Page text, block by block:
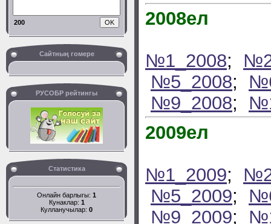
200
Сайтның гомере
РУСОБР рейтингы
Статистика
Онлайн барлыгы: 1
Кунаклар: 1
Кулланучылар: 0
2008ел
№1_2008;
№5_2008;
№9_2008;
2009ел
№1_2009;
№5_2009;
№9_2009;